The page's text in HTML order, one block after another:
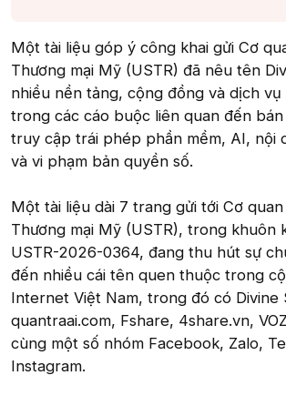
Một tài liệu góp ý công khai gửi Cơ
Thương mại Mỹ (USTR) đã nêu tên
nhiều nền tảng, cộng đồng và dịch vụ
trong các cáo buộc liên quan đến bán
truy cập trái phép phần mềm, AI, nội
và vi phạm bản quyền số.
Một tài liệu dài 7 trang gửi tới Cơ
Thương mại Mỹ (USTR), trong khuôn
USTR-2026-0364, đang thu hút sự
đến nhiều cái tên quen thuộc trong
Internet Việt Nam, trong đó có Divine
quantraai.com, Fshare, 4share.vn,
cùng một số nhóm Facebook, Zalo,
Instagram.